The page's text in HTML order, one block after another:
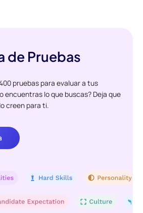
de Pruebas
pruebas para evaluar a tus
encuentras lo que buscas? Deja que
creen para ti.